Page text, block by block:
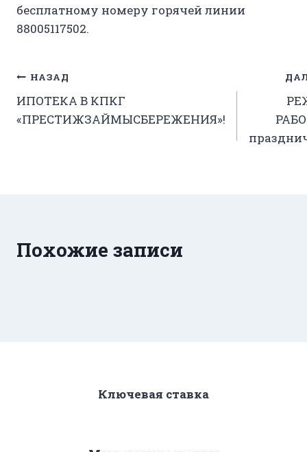
бесплатному номеру горячей линии
88005117502.
Навигация
по
НАЗАД
ИПОТЕКА В КПКГ
«ПРЕСТИЖЗАЙМЫСБЕРЕЖЕНИЯ»!
Похожие записи
Ключевая ставка